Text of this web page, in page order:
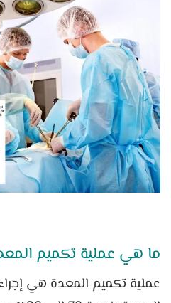
ما هي عملية تكميم
عملية تكميم المعدة هي